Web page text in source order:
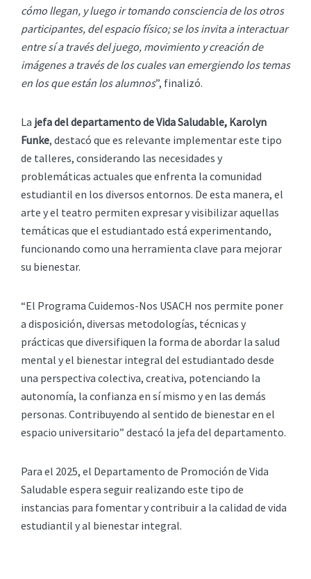
cómo llegan, y luego ir tomando consciencia de los otros
participantes, del espacio físico; se los invita a interactuar
entre sí a través del juego, movimiento y creación de
imágenes a través de los cuales van emergiendo los temas
en los que están los alumnos”, finalizó.
La jefa del departamento de Vida Saludable, Karolyn
Funke, destacó que es relevante implementar este tipo
de talleres, considerando las necesidades y
problemáticas actuales que enfrenta la comunidad
estudiantil en los diversos entornos. De esta manera, el
arte y el teatro permiten expresar y visibilizar aquellas
temáticas que el estudiantado está experimentando,
funcionando como una herramienta clave para mejorar
su bienestar.
“El Programa Cuidemos-Nos USACH nos permite poner
a disposición, diversas metodologías, técnicas y
prácticas que diversifiquen la forma de abordar la salud
mental y el bienestar integral del estudiantado desde
una perspectiva colectiva, creativa, potenciando la
autonomía, la confianza en sí mismo y en las demás
personas. Contribuyendo al sentido de bienestar en el
espacio universitario” destacó la jefa del departamento.
Para el 2025, el Departamento de Promoción de Vida
Saludable espera seguir realizando este tipo de
instancias para fomentar y contribuir a la calidad de vida
estudiantil y al bienestar integral.